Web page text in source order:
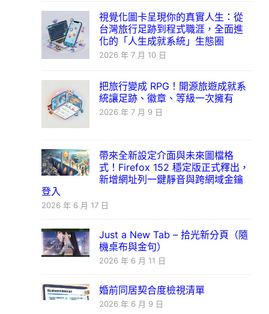
視覺化圖卡呈現你的真實人生：從
台灣旅行足跡到程式職涯，全面進
化的「人生成就系統」生態圈
2026 年 7 月 10 日
把旅行變成 RPG！開源旅遊成就系
統讓足跡、徽章、等級一次擁有
2026 年 7 月 9 日
帶來全新設定介面與未來圖檔格
式！Firefox 152 穩定版正式釋出，
新增網址列一鍵靜音與跨網域金鑰
登入
2026 年 6 月 17 日
Just a New Tab – 拾光新分頁（隨
機桌布與金句）
2026 年 6 月 11 日
婚前同居契合度檢視清單
2026 年 6 月 9 日